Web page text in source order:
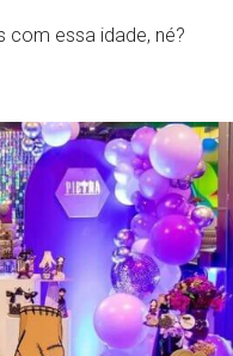
com essa idade, né?